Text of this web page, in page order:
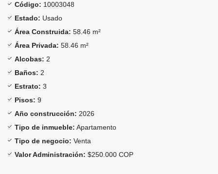
Código: 10003048
Estado: Usado
Área Construida: 58.46 m²
Área Privada: 58.46 m²
Alcobas: 2
Baños: 2
Estrato: 3
Pisos: 9
Año construcción: 2026
Tipo de inmueble: Apartamento
Tipo de negocio: Venta
Valor Administración: $250.000 COP